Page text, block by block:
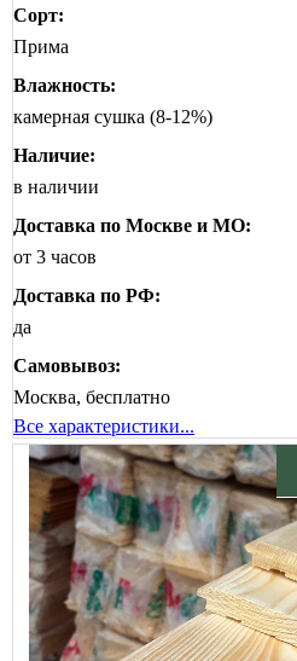
Сорт:
Прима
Влажность:
камерная сушка (8-12%)
Наличие:
в наличии
Доставка по Москве и МО:
от 3 часов
Доставка по РФ:
да
Самовывоз:
Москва, бесплатно
Все характеристики...